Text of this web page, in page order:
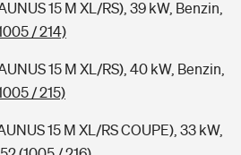
15 M XL/RS), 39 kW, Benzin,
/ 214)
15 M XL/RS), 40 kW, Benzin,
/ 215)
15 M XL/RS COUPE), 33 kW,